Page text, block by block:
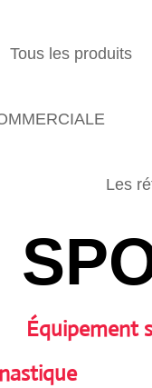
Tous les produits
Les
Équipement